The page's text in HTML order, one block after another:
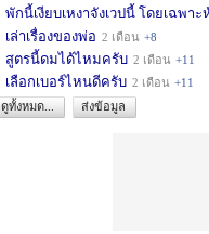
พักนี้เงียบเหงาจังเวปนี้ โดยเฉพาะ
เล่าเรื่องของพ่อ 2 เดือน +8
สูตรนี้ดมได้ไหมครับ 2 เดือน +11
เลือกเบอร์ไหนดีครับ 2 เดือน +11
ดูทั้งหมด...
ส่งข้อมูล